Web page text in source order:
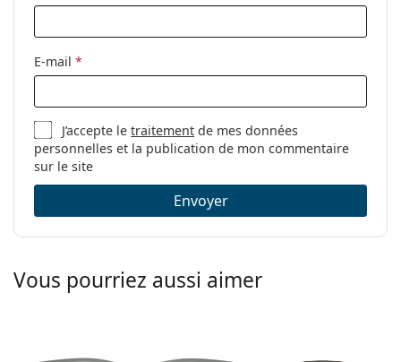
Catégorie:
Lunettes de vue
Marque:
Puma
Code:
PU0096O 006 56
E-mail *
J’accepte letraitement de mes données
personnelles et la publication de mon commentaire
sur le site
Envoyer
Vous pourriez aussi aimer